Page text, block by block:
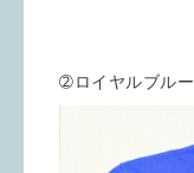
➁ロイヤルブルー